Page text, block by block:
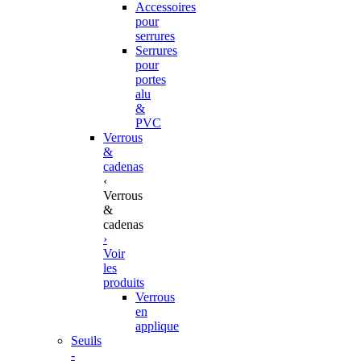
Accessoires
pour
serrures
Serrures
pour
portes
alu
&
PVC
Verrous
&
cadenas
‹
Verrous
&
cadenas
›
Voir
les
produits
Verrous
en
applique
Seuils
-